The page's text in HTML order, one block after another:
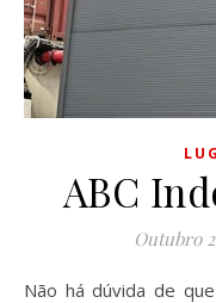
ABC
Outubro
Não há dúvida de que o padel é a modalidade que mais